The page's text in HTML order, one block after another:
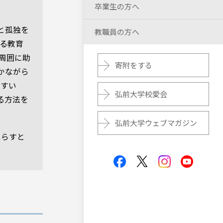
孤独を
教育
囲に助
ながら
い
方法を
すと
卒業生の方へ
教職員の方へ
寄附をする
弘前大学校愛会
弘前大学ウェブマガジン